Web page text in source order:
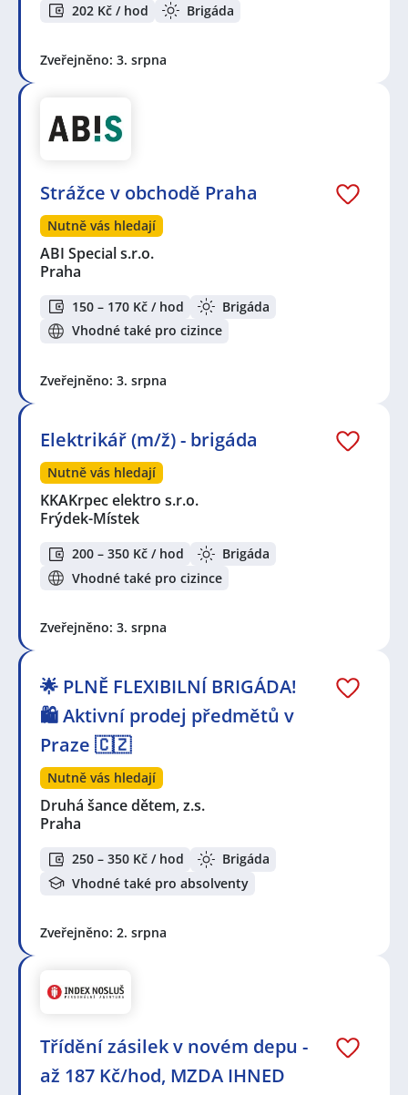
202 Kč / hod Brigáda
Zveřejněno: 3. srpna
Strážce v obchodě Praha
Nutně vás hledají
ABI Special s.r.o.
Praha
150 – 170 Kč / hod
Brigáda
Vhodné také pro cizince
Zveřejněno: 3. srpna
Elektrikář (m/ž) - brigáda
Nutně vás hledají
KKAKrpec elektro s.r.o.
Frýdek-Místek
200 – 350 Kč / hod
Brigáda
Vhodné také pro cizince
Zveřejněno: 3. srpna
🌟 PLNĚ FLEXIBILNÍ BRIGÁDA!
🛍️ Aktivní prodej předmětů v
Praze 🇨🇿
Nutně vás hledají
Druhá šance dětem, z.s.
Praha
250 – 350 Kč / hod
Brigáda
Vhodné také pro absolventy
Zveřejněno: 2. srpna
Třídění zásilek v novém depu -
až 187 Kč/hod, MZDA IHNED